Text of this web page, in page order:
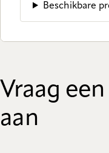
Beschikbare
Vraag
aan